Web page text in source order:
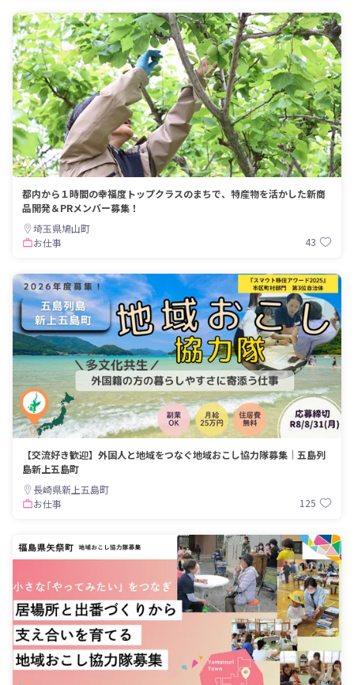
都内から１時間の幸福度トップクラスのまちで、特産物を活かした新商
品開発＆PRメンバー募集！
埼玉県鳩山町
お仕事
43
【交流好き歓迎】外国人と地域をつなぐ地域おこし協力隊募集｜五島列
島新上五島町
長崎県新上五島町
お仕事
125